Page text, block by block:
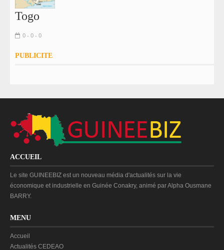
Togo
0 - 0 - 0
PUBLICITE
ACCUEIL
Le site GUINEEBIZ est un nouveau média d'actualités sur la vie
économique et industrielle en Guinée Conakry, animé par Alpha Ousmane
BARRY.
MENU
Accueil
Actualités CEDEAO